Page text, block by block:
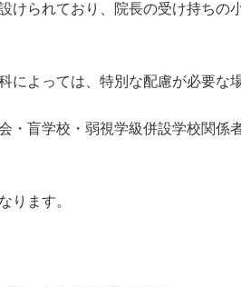
けられており、院長の受け持ちの
よっては、特別な配慮が必要な
・盲学校・弱視学級併設学校関係
ります。